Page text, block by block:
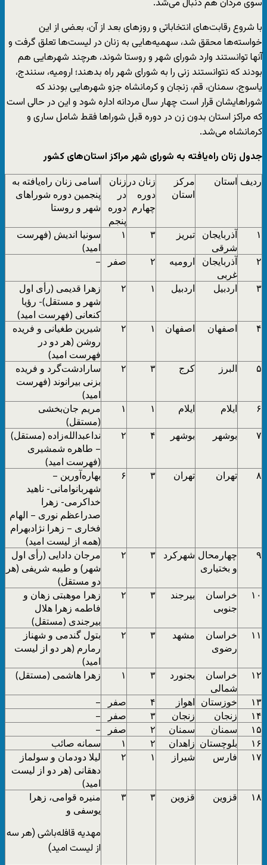
سوی مردان هم دنبال می‌شد.
با شروع رقابت‌های انتخاباتی و روزهای بعد از آن، بعضی از این
خواسته‌ها محقق شد، سهمیه‌هایی به زنان در لیست‌ها تعلق گرفت و
آنها توانستند وارد شورای شهر و روستا شوند، هرچند شهرهایی هم
بودند که نتوانستند زنی را به شورای شهر راه بدهند؛ ارومیه، سنندج،
یاسوج، سمنان، قم، زنجان و کرمانشاه جزو شهرهایی بودند که
شوراهایشان قرار است چهار سال مردانه اداره شود و این در حالی است
که مراکز استان بدون زن در دوره قبل شوراها فقط شامل ساری و
کرمانشاه می‌شد.
جدول زنان راه‌یافته به شورای شهر مراکز استان‌های کشور
ردیف استان
مرکز
استان
زنان در
دوره
چهارم
زنان
در
دوره
پنجم
اسامی زنان راه‌یافته به
پنجمین دوره شوراهای
شهر و روستا
۱
آذربایجان
شرقی
تبریز ۳ ۱
سونیا اندیش (فهرست
امید)
۲
آذربایجان
غربی
ارومیه ۲ صفر –
۳ اردبیل اردبیل ۱ ۲
زهرا قدیمی (رأی اول
شهر و مستقل)- رؤیا
کنعانی (فهرست امید)
۴
اصفهان اصفهان ۱ ۲
شیرین طغیانی و فریده
روشن (هر دو در
فهرست امید)
۵
البرز کرج ۳ ۲
سارادشت‌گرد و فریده
بزنی بیرانوند (فهرست
امید)
۶
ایلام ایلام ۱ ۱
مریم جان‌بخشی
(مستقل)
۷
بوشهر بوشهر ۴ ۲
نداعبدالله‌زاده (مستقل)
– طاهره شمشیری
(فهرست امید)
۸
تهران تهران ۳ ۶
بهاره‌آورین –
شهربانوامانی- ناهید
خداکرمی- زهرا
صدراعظم نوری – الهام
فخاری – زهرا نژادبهرام
(همه از لیست امید)
۹
چهارمحال
و بختیاری
شهرکرد ۳ ۲
مرجان دادایی (رأی اول
شهر) و طیبه شریفی (هر
دو مستقل)
۱۰
خراسان
جنوبی
بیرجند ۳ ۲
زهرا موهبتی زهان و
فاطمه زهرا هلال
بیرجندی (مستقل)
۱۱
خراسان
رضوی
مشهد ۳ ۲
بتول گندمی و شهناز
رمارم (هر دو از لیست
امید)
۱۲
خراسان
شمالی
بجنورد ۳ ۱ زهرا هاشمی (مستقل)
۱۳ خوزستان اهواز ۴ صفر
–
۱۴
زنجان زنجان ۳ صفر
–
۱۵
سمنان سمنان ۲ صفر
–
۱۶
بلوچستان زاهدان ۲ ۱
سمانه صائب
۱۷
فارس شیراز ۱ ۲
لیلا دودمان و سولماز
دهقانی (هر دو از لیست
امید)
۱۸
قزوین قزوین ۳ ۳
منیره قوامی، زهرا
یوسفی و
مهدیه قافله‌باشی (هر سه
از لیست امید)